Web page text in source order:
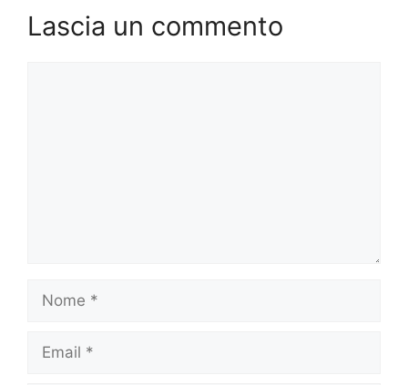
Lascia un commento
Nome
Email